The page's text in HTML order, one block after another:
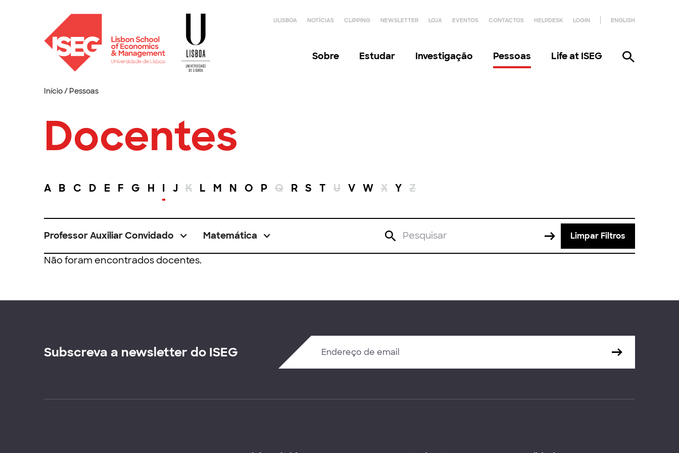
ULISBOA NOTÍCIAS CLIPPING NEWSLETTER LOJA EVENTOS CONTACTOS HELPDESK LOGIN ENGLISH
Sobre Estudar Investigação Pessoas Life at ISEG
Início/ Pessoas
Docentes
A B C D E F G H I J K L M N O P Q R S T U V W X Y Z
Professor Auxiliar Convidado Matemática Limpar Filtros
Não foram encontrados docentes.
Subscreva a newsletter do ISEG